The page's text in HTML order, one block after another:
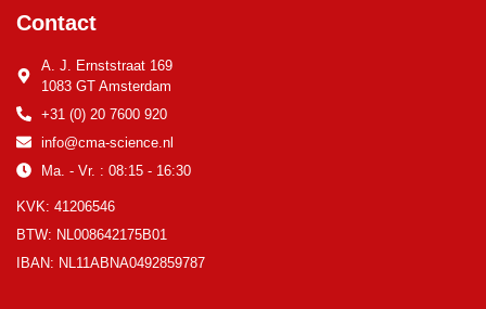
Contact
A. J. Ernststraat 169
1083 GT Amsterdam
+31 (0) 20 7600 920
info@cma-science.nl
Ma. - Vr. : 08:15 - 16:30
KVK: 41206546
BTW: NL008642175B01
IBAN: NL11ABNA0492859787